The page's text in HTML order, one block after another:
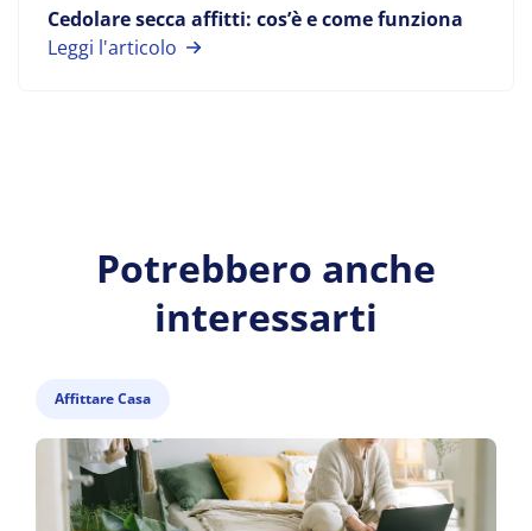
Cedolare secca affitti: cos’è e come funziona
Leggi l'articolo
Potrebbero anche
interessarti
Affittare Casa